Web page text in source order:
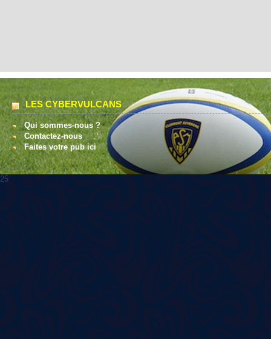
LES CYBERVULCANS
Qui sommes-nous ?
Contactez-nous
Faites votre pub ici
25